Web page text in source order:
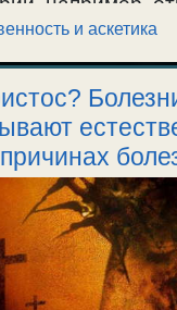
длительного
жизнь
должна
следует не по
и аскетика